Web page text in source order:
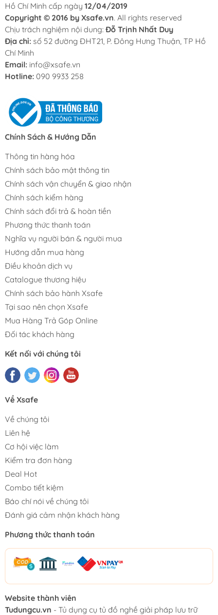
Hồ Chí Minh cấp ngày 12/04/2019
Copyright © 2016 by Xsafe.vn. All rights reserved
Chịu trách nghiệm nội dung: Đỗ Trịnh Nhất Duy
Địa chỉ: số 52 đường ĐHT21, P. Đông Hưng Thuận, TP Hồ
Chí Minh
Email: info@xsafe.vn
Hotline: 090 9933 258
Chính Sách & Hướng Dẫn
Thông tin hàng hóa
Chính sách bảo mật thông tin
Chính sách vận chuyển & giao nhận
Chính sách kiểm hàng
Chính sách đổi trả & hoàn tiền
Phương thức thanh toán
Nghĩa vụ người bán & người mua
Hướng dẫn mua hàng
Điều khoản dịch vụ
Catalogue thương hiệu
Chính sách bảo hành Xsafe
Tại sao nên chọn Xsafe
Mua Hàng Trả Góp Online
Đối tác khách hàng
Kết nối với chúng tôi
Về Xsafe
Về chúng tôi
Liên hệ
Cơ hội việc làm
Kiểm tra đơn hàng
Deal Hot
Combo tiết kiệm
Báo chí nói về chúng tôi
Đánh giá cảm nhận khách hàng
Phương thức thanh toán
Website thành viên
Tudungcu.vn - Tủ dụng cụ tủ đồ nghề giải pháp lưu trữ